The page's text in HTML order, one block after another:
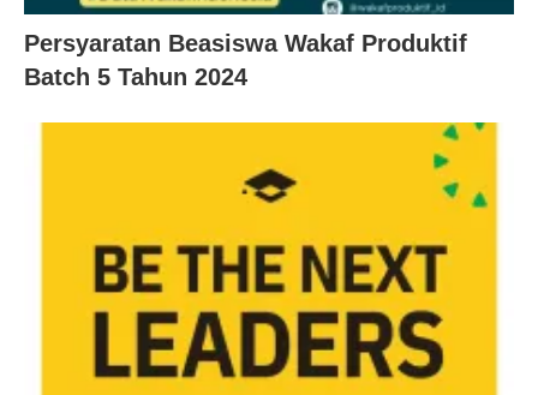
Persyaratan Beasiswa Wakaf Produktif
Batch 5 Tahun 2024